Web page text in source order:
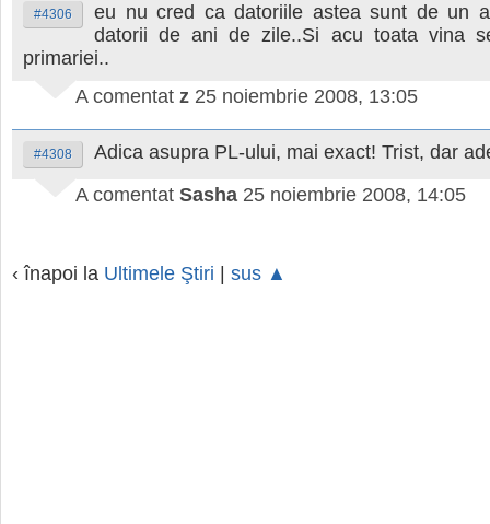
#4306
eu nu cred ca datoriile astea sunt de un
datorii de ani de zile..Si acu toata vina
primariei..
A comentat z 25 noiembrie 2008, 13:05
#4308
Adica asupra PL-ului, mai exact! Trist, dar
A comentat Sasha 25 noiembrie 2008, 14:05
‹ înapoi la Ultimele Ştiri | sus ▲